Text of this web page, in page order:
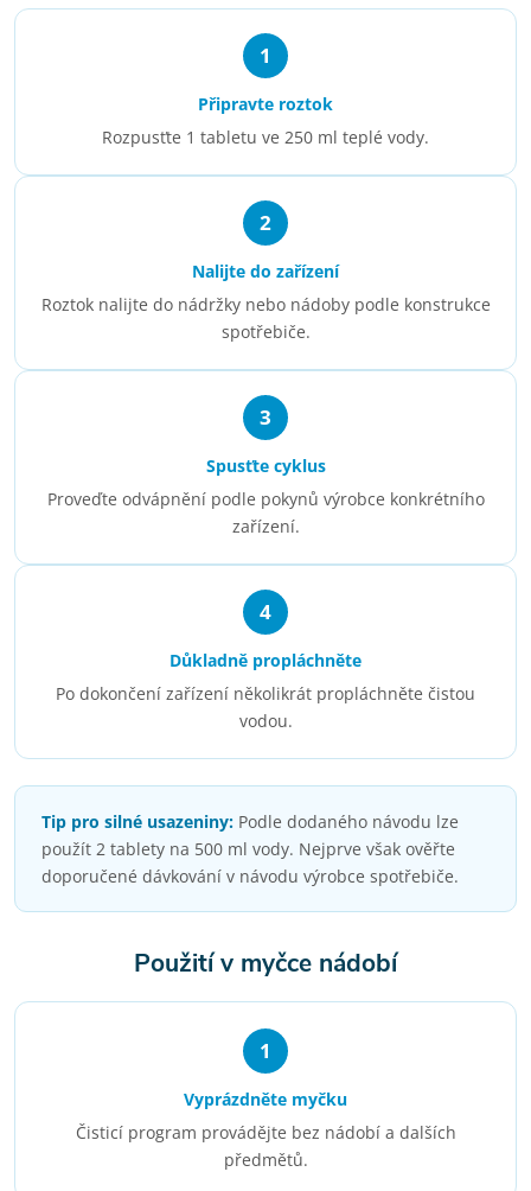
1
Připravte roztok
Rozpusťte 1 tabletu ve 250 ml teplé vody.
2
Nalijte do zařízení
Roztok nalijte do nádržky nebo nádoby podle konstrukce
spotřebiče.
3
Spusťte cyklus
Proveďte odvápnění podle pokynů výrobce konkrétního
zařízení.
4
Důkladně propláchněte
Po dokončení zařízení několikrát propláchněte čistou
vodou.
Tip pro silné usazeniny: Podle dodaného návodu lze
použít 2 tablety na 500 ml vody. Nejprve však ověřte
doporučené dávkování v návodu výrobce spotřebiče.
Použití v myčce nádobí
1
Vyprázdněte myčku
Čisticí program provádějte bez nádobí a dalších
předmětů.